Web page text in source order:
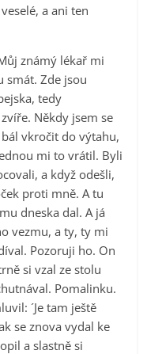
a ani ten
známý lékař mi
smát. Zde jsou
tedy
Někdy jsem se
vkročit do výtahu,
mi to vrátil. Byli
a když odešli,
proti mně. A tu
dneska dal. A já
vezmu, a ty, ty mi
Pozoruji ho. On
si vzal ze stolu
Pomalinku.
´Je tam ještě
se znova vydal ke
a slastně si